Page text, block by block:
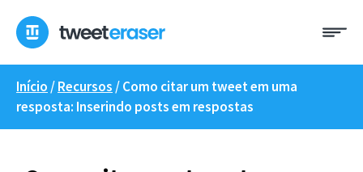
para
conteúdo
Início /Recursos /Como citar um tweet em uma
resposta: Inserindo posts em respostas